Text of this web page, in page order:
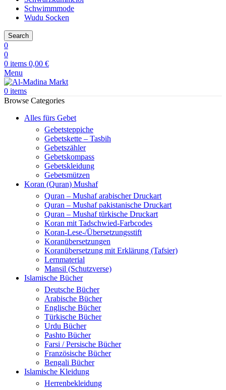
Schwimmmode
Wudu Socken
Search
0
0
0 items 0,00 €
Menu
0 items
Browse Categories
Alles fürs Gebet
Gebetsteppiche
Gebetskette – Tasbih
Gebetszähler
Gebetskompass
Gebetskleidung
Gebetsmützen
Koran (Quran) Mushaf
Quran – Mushaf arabischer Druckart
Quran – Mushaf pakistanische Druckart
Quran – Mushaf türkische Druckart
Koran mit Tadschwied-Farbcodes
Koran-Lese-/Übersetzungsstift
Koranübersetzungen
Koranübersetzung mit Erklärung (Tafsier)
Lernmaterial
Mansil (Schutzverse)
Islamische Bücher
Deutsche Bücher
Arabische Bücher
Englische Bücher
Türkische Bücher
Urdu Bücher
Pashto Bücher
Farsi / Persische Bücher
Französische Bücher
Bengali Bücher
Islamische Kleidung
Herrenbekleidung